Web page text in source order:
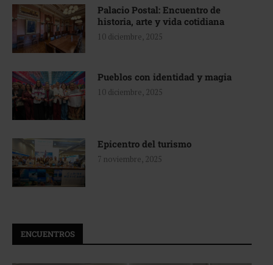
Palacio Postal: Encuentro de
historia, arte y vida cotidiana
10 diciembre, 2025
Pueblos con identidad y magia
10 diciembre, 2025
Epicentro del turismo
7 noviembre, 2025
ENCUENTROS